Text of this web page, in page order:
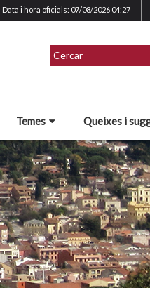
Data i hora oficials: 07/08/2026 04:27
Temes Queixes i